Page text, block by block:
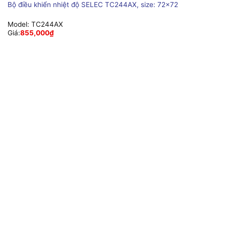
Bộ điều khiển nhiệt độ SELEC TC244AX, size: 72×72
Model: TC244AX
Giá:855,000₫